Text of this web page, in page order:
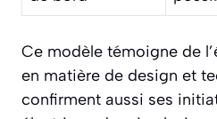
Ce modèle témoigne de
en matière de design et
confirment aussi ses